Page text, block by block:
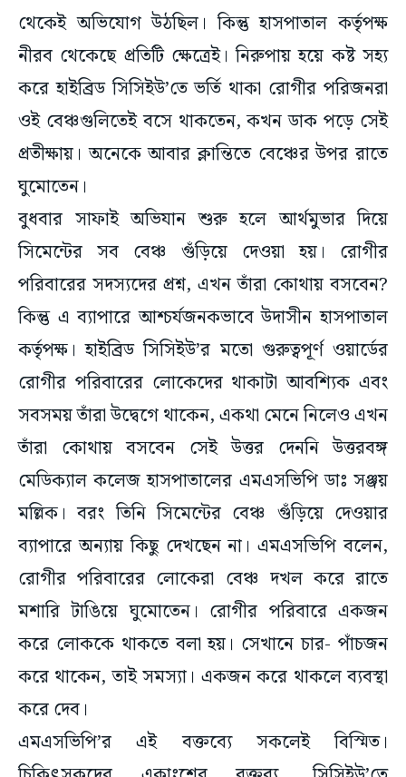
থেকেই অভিযোগ উঠছিল। কিন্তু হাসপাতাল কর্তৃপক্ষ
নীরব থেকেছে প্রতিটি ক্ষেত্রেই। নিরুপায় হয়ে কষ্ট সহ্য
করে হাইব্রিড সিসিইউ’তে ভর্তি থাকা রোগীর পরিজনরা
ওই বেঞ্চগুলিতেই বসে থাকতেন, কখন ডাক পড়ে সেই
প্রতীক্ষায়। অনেকে আবার ক্লান্তিতে বেঞ্চের উপর রাতে
ঘুমোতেন।
বুধবার সাফাই অভিযান শুরু হলে আর্থমুভার দিয়ে
সিমেন্টের সব বেঞ্চ গুঁড়িয়ে দেওয়া হয়। রোগীর
পরিবারের সদস্যদের প্রশ্ন, এখন তাঁরা কোথায় বসবেন?
কিন্তু এ ব্যাপারে আশ্চর্যজনকভাবে উদাসীন হাসপাতাল
কর্তৃপক্ষ। হাইব্রিড সিসিইউ’র মতো গুরুত্বপূর্ণ ওয়ার্ডের
রোগীর পরিবারের লোকেদের থাকাটা আবশ্যিক এবং
সবসময় তাঁরা উদ্বেগে থাকেন, একথা মেনে নিলেও এখন
তাঁরা কোথায় বসবেন সেই উত্তর দেননি উত্তরবঙ্গ
মেডিক্যাল কলেজ হাসপাতালের এমএসভিপি ডাঃ সঞ্জয়
মল্লিক। বরং তিনি সিমেন্টের বেঞ্চ গুঁড়িয়ে দেওয়ার
ব্যাপারে অন্যায় কিছু দেখছেন না। এমএসভিপি বলেন,
রোগীর পরিবারের লোকেরা বেঞ্চ দখল করে রাতে
মশারি টাঙিয়ে ঘুমোতেন। রোগীর পরিবারে একজন
করে লোককে থাকতে বলা হয়। সেখানে চার- পাঁচজন
করে থাকেন, তাই সমস্যা। একজন করে থাকলে ব্যবস্থা
করে দেব।
এমএসভিপি’র এই বক্তব্যে সকলেই বিস্মিত।